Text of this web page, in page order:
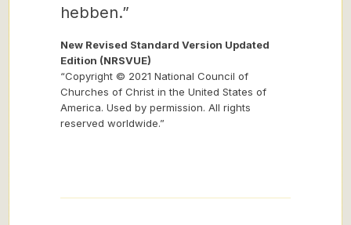
hebben.”
New Revised Standard Version Updated
Edition (NRSVUE)
“Copyright © 2021 National Council of
Churches of Christ in the United States of
America. Used by permission. All rights
reserved worldwide.”